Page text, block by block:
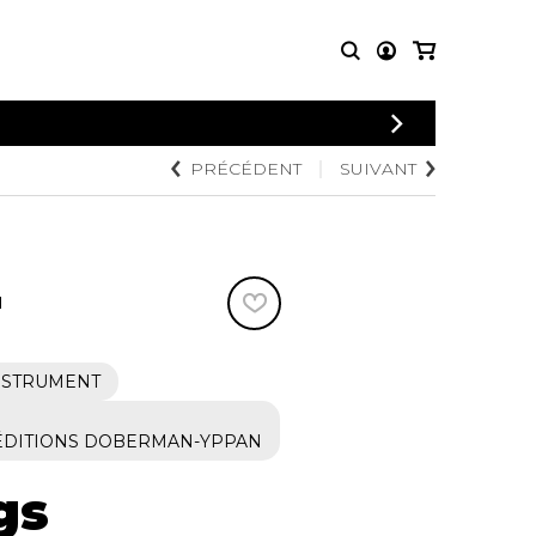
CONNEXION
PARTITIONS
POUR
Quatuor de saxophones
AUTRES
PRODUITS
Disques compacts et
DVDs
PRÉCÉDENT SUIVANT
DOBERMAN-YPPAN